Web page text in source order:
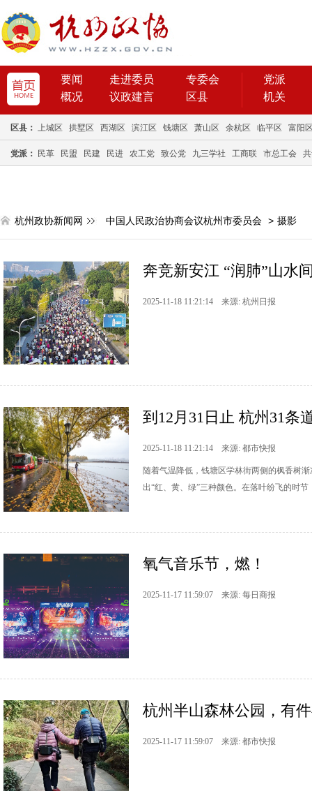
要闻 走进委员
专委会
概况
议政建言 区县
党派
机关
区县： 上城区 拱墅区 西湖区 滨江区 钱塘区 萧山区 余杭区 临平区 富阳
党派： 民革 民盟 民建 民进 农工党 致公党 九三学社 工商联 市总工会
杭州政协新闻网 中国人民政治协商会议杭州市委员会 > 摄影
奔竞新安江 “润肺”山水
2025-11-18 11:21:14 来源: 杭州日报
到12月31日止 杭州31条
2025-11-18 11:21:14 来源: 都市快报
随着气温降低，钱塘区学林街两侧的枫香树
出“红、黄、绿”三种颜色。在落叶纷飞的时
氧气音乐节，燃！
2025-11-17 11:59:07 来源: 每日商报
杭州半山森林公园，有
2025-11-17 11:59:07 来源: 都市快报